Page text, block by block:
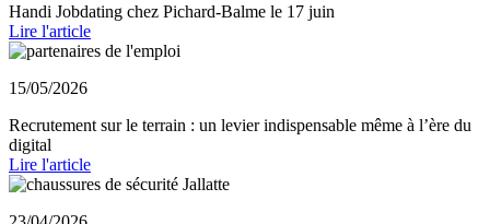
Handi Jobdating chez Pichard-Balme le 17 juin
Lire l'article
15/05/2026
Recrutement sur le terrain : un levier indispensable même à l’ère du
digital
Lire l'article